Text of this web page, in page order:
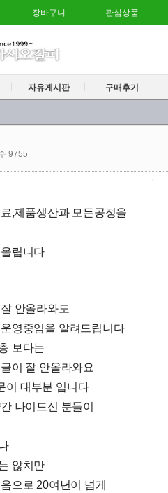
장바구니 관심상품
자유게시판 구매후기
9755
,제품생산과 모든공정을
립니다
안올라와도
영중임을 알려드립니다
보다는
이 잘 안올라와요
이 대부분 입니다
나이드신 분들이
않치만
으로 20여년이 넘게